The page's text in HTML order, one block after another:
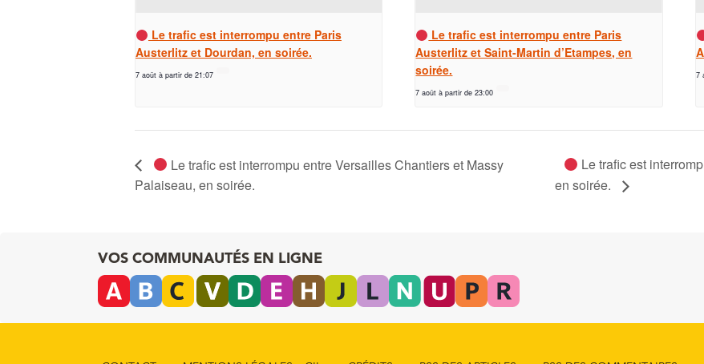
Le trafic est interrompu entre Paris
Austerlitz et Dourdan, en soirée.
7 août à partir de 21:07
Le trafic est interrompu entre Paris
Austerlitz et Saint-Martin d’Etampes, en
soirée.
7 août à partir de 23:00
7
Le trafic est interrompu entre Versailles Chantiers et Massy
Palaiseau, en soirée.
Le trafic est
en soirée.
VOS COMMUNAUTÉS EN LIGNE